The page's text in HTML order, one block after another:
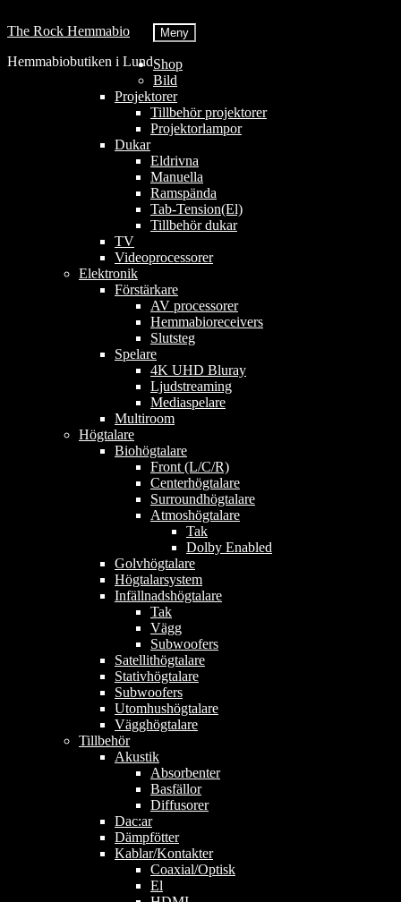
till
Hoppa
navigering
Hoppa
innehåll
The Rock Hemmabio
Hemmabiobutiken i Lund
Meny
Shop
Bild
Projektorer
Tillbehör projektorer
Projektorlampor
Dukar
Eldrivna
Manuella
Ramspända
Tab-Tension(El)
Tillbehör dukar
TV
Videoprocessorer
Elektronik
Förstärkare
AV processorer
Hemmabioreceivers
Slutsteg
Spelare
4K UHD Bluray
Ljudstreaming
Mediaspelare
Multiroom
Högtalare
Biohögtalare
Front (L/C/R)
Centerhögtalare
Surroundhögtalare
Atmoshögtalare
Tak
Dolby Enabled
Golvhögtalare
Högtalarsystem
Infällnadshögtalare
Tak
Vägg
Subwoofers
Satellithögtalare
Stativhögtalare
Subwoofers
Utomhushögtalare
Vägghögtalare
Tillbehör
Akustik
Absorbenter
Basfällor
Diffusorer
Dac:ar
Dämpfötter
Kablar/Kontakter
Coaxial/Optisk
El